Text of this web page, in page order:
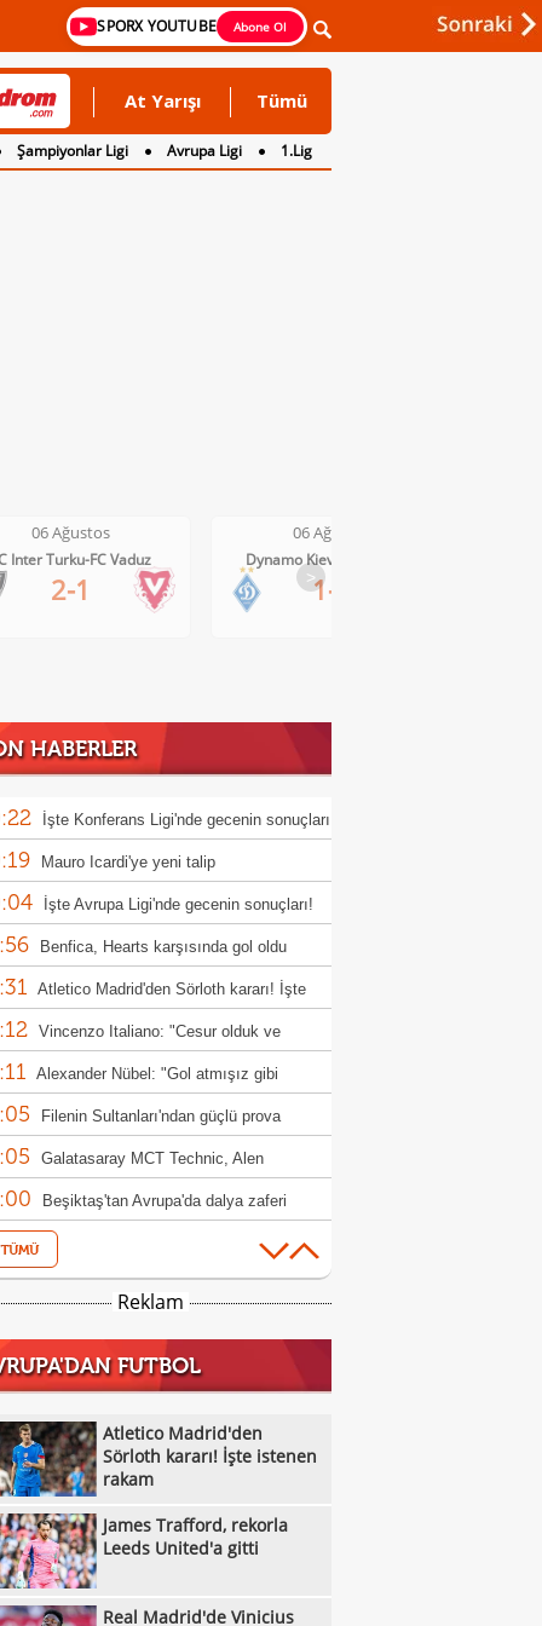
SPORX YOUTUBE Abone Ol
At Yarışı Tümü
Şampiyonlar Ligi Avrupa Ligi
1.Lig
06 Ağustos
Dynamo Kiev-Qarabag FK
1-0
06 Ağustos
FC Twente-Dunajska Streda
6-0
>
HABERLER
İşte Konferans Ligi'nde gecenin sonuçları
Mauro Icardi'ye yeni talip
İşte Avrupa Ligi'nde gecenin sonuçları!
Benfica, Hearts karşısında gol oldu
Atletico Madrid'den Sörloth kararı! İşte
rakam
Vincenzo Italiano: "Cesur olduk ve
Alexander Nübel: "Gol atmışız gibi
Filenin Sultanları'ndan güçlü prova
Galatasaray MCT Technic, Alen
kadrosuna kattı
Beşiktaş'tan Avrupa'da dalya zaferi
Beşiktaş Kadın Futbol Takımı, üç golle
Emirhan Topçu: "Topun oraya geleceğini
Beşiktaş'ta inanılmaz rakam: Alexander
Galatasaray'dan suç duyurusu
James Trafford, rekorla Leeds United'a
Kassoum Ouattara, 6 dakikada kırmızı
gördü!Aleksey Batrakov için Galatasaray
Reklam
FUTBOL
Atletico Madrid'den
Sörloth kararı! İşte istenen
rakam
James Trafford, rekorla
Leeds United'a gitti
Real Madrid'de Vinicius